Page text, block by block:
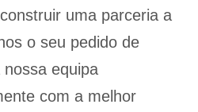
uma parceria a
o seu pedido de
equipa
com a melhor